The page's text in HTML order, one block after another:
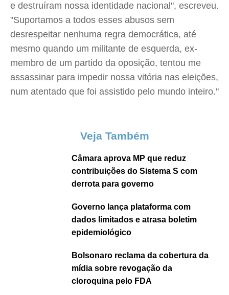
e destruíram nossa identidade nacional", escreveu.
"Suportamos a todos esses abusos sem
desrespeitar nenhuma regra democrática, até
mesmo quando um militante de esquerda, ex-
membro de um partido da oposição, tentou me
assassinar para impedir nossa vitória nas eleições,
num atentado que foi assistido pelo mundo inteiro."
Veja Também
Câmara aprova MP que reduz
contribuições do Sistema S com
derrota para governo
Governo lança plataforma com
dados limitados e atrasa boletim
epidemiológico
Bolsonaro reclama da cobertura da
mídia sobre revogação da
cloroquina pelo FDA